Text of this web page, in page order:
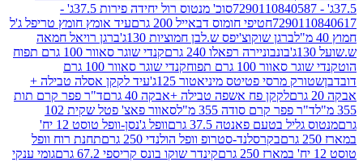
סוכ' מנטוס רול יחידה פירות 37.5ג' -
חטיפי חומוס דבאייל 200 גרם
עיד אומץ חומץ טריפל ג'ל
ברגן שוקוצ'יפס ש.לבן חמוציות 130ג'
ברגן רויאל חמאה
בונבוניירה רפאלו 240 גרם
קנדי שוגר סאוור 100 גרם תפוח
100 גרם תפוח
קנדי שוגר סאוור 100 גרם
מרסי פטיטס מיניאטור 125ג'
עיד לקקן אסלה טבילה +
לקקן פח אשפה טבילה +אבקה 40 גרם
ד"ר פפר קרם תות
פפר קרם סודה 355 מ"ל
סאוור פאצ' פטל שקית 102
בטעם פאנטה 37.5 גרם
וופל ג'נסן-וופל טוסט 12 יח'
בקרסלנד-סטרופ וופל הולנדי 250 גרם
תחנת רוח וופל
קינדר שוקו בונס קריספי 67.2 גרם
גומי ענקי